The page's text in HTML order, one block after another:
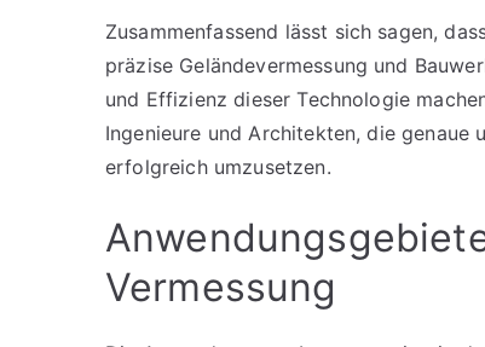
Zusammenfassend lässt sich sagen,
präzise Geländevermessung und
und Effizienz dieser Technologie
Ingenieure und Architekten, die genaue
erfolgreich umzusetzen.
Vermessung